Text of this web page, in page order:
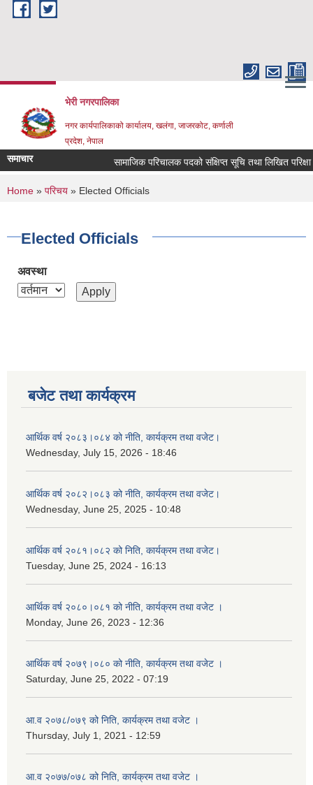
Skip to main content
भेरी नगरपालिका
नगर कार्यपालिकाको कार्यालय, खलंगा, जाजरकोट, कर्णाली
प्रदेश, नेपाल
समाचार सामाजिक परिचालक पदको संक्षिप्त सूचि तथा लिखित परिक्षा
You are here
Home » परिचय » Elected Officials
Elected Officials
अवस्था
बजेट तथा कार्यक्रम
आर्थिक वर्ष २०८३।०८४ को नीति, कार्यक्रम तथा वजेट।
Wednesday, July 15, 2026 - 18:46
आर्थिक वर्ष २०८२।०८३ को नीति, कार्यक्रम तथा वजेट।
Wednesday, June 25, 2025 - 10:48
आर्थिक वर्ष २०८१।०८२ को निति, कार्यक्रम तथा वजेट।
Tuesday, June 25, 2024 - 16:13
आर्थिक वर्ष २०८०।०८१ को नीति, कार्यक्रम तथा वजेट ।
Monday, June 26, 2023 - 12:36
आर्थिक वर्ष २०७९।०८० को नीति, कार्यक्रम तथा वजेट ।
Saturday, June 25, 2022 - 07:19
आ.व २०७८/०७९ को निति, कार्यक्रम तथा वजेट ।
Thursday, July 1, 2021 - 12:59
आ.व २०७७/०७८ को निति, कार्यक्रम तथा वजेट ।